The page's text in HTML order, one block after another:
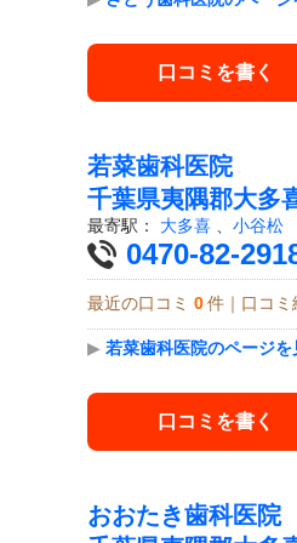
口コミを書く
若菜歯科医院
千葉県夷隅郡大多
最寄駅： 大多喜 小谷松
0470-82-
最近の口コミ 0 件｜口コミ
▶ 若菜歯科医院のページを
口コミを書く
おおたき歯科医院